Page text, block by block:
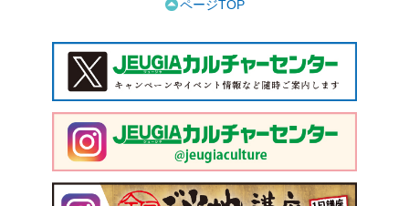
ページTOP